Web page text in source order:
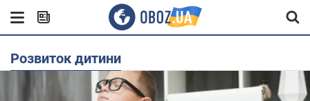
Розвиток дитини